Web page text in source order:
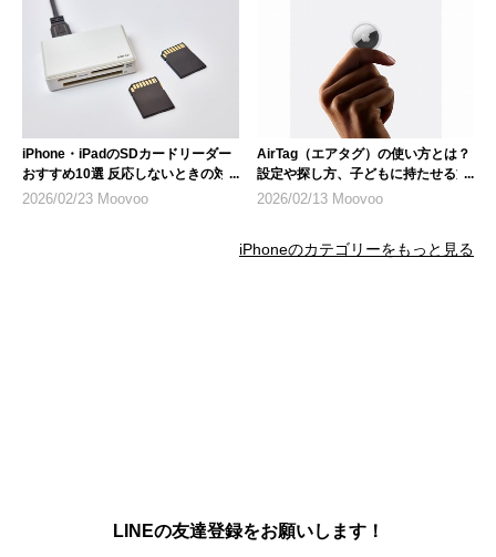
iPhone・iPadのSDカードリーダー
おすすめ10選 反応しないときの対
処法も紹介
2026/02/23 Moovoo
AirTag（エアタグ）の使い方とは？
設定や探し方、子どもに持たせる方
法、悪用リスクについて
2026/02/13 Moovoo
iPhoneのカテゴリーをもっと見る
LINEの友達登録をお願いします！